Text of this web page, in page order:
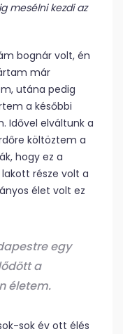
mesélni kezdi az
bognár volt, én
már
utána pedig
a későbbi
Idővel elváltunk a
költöztem a
hogy ez a
része volt a
élet volt ez
egy
a
életem.
sok év ott élés